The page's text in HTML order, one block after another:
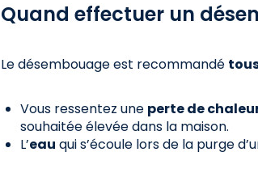
Quand effectuer un
Le désembouage est recommandé
Vous ressentez une perte de
souhaitée élevée dans la maison.
L’eau qui s’écoule lors de la purge